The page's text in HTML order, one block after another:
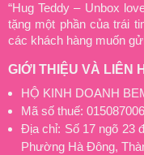
“Hug Teddy – Unbox
tặng một phần của trái
các khách hàng muốn
GIỚI THIỆU VÀ LIÊN
HỘ KINH DOANH
Mã số thuế:
Địa chỉ: Số 17 ngõ 23
Phường Hà Đông,